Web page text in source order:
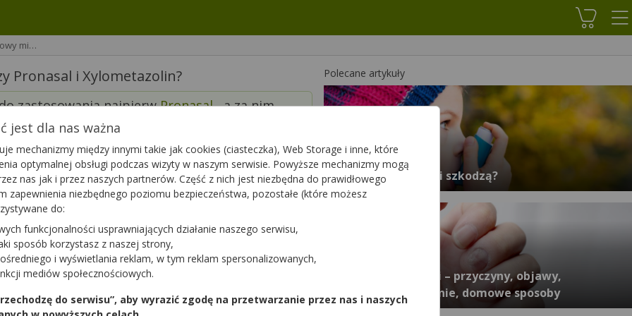
Koszyk
mi…
Pronasal i Xylometazolin?
zastosowania najpierwPronasal, a za nim
to trochę odstępu czasowego i czy
można zastosować pronasal
Polecane artykuły
Czy sterydy u dzieci szkodzą?
Drożdżyca paznokci – przyczyny, objawy,
diagnostyka, leczenie, domowe sposoby
jest dla nas ważna
mechanizmy między innymi takie jak cookies (ciasteczka), Web Storage i inne, które
optymalnej obsługi podczas wizyty w naszym serwisie. Powyższe mechanizmy mogą
nas jak i przez naszych partnerów. Część z nich jest niezbędna do prawidłowego
zapewnienia niezbędnego poziomu bezpieczeństwa, pozostałe (które możesz
do:
funkcjonalności usprawniających działanie naszego serwisu,
sposób korzystasz z naszej strony,
i wyświetlania reklam, w tym reklam spersonalizowanych,
mediów społecznościowych.
do serwisu”, aby wyrazić zgodę na przetwarzanie przez nas i naszych